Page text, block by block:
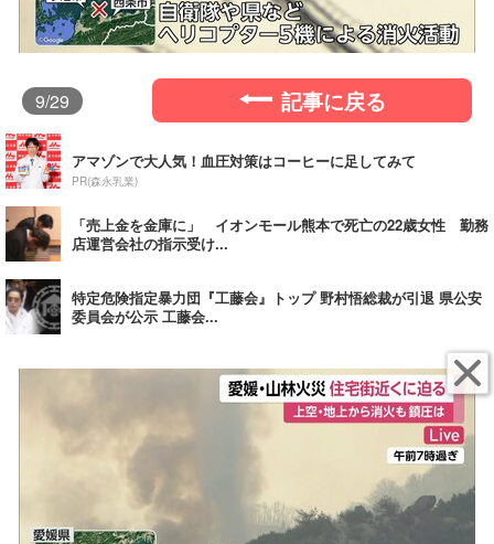
9/29 記事に戻る
アマゾンで大人気！血圧対策はコーヒーに足してみて
PR(森永乳業)
「売上金を金庫に」 イオンモール熊本で死亡の22歳女性 勤務
店運営会社の指示受け...
特定危険指定暴力団『工藤会』トップ 野村悟総裁が引退 県公安
委員会が公示 工藤会...